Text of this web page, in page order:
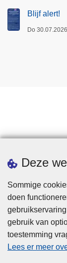
Deze
Sommige
doen
gebruik van
toestemming
Lees er meer
Blijf alert!
Do